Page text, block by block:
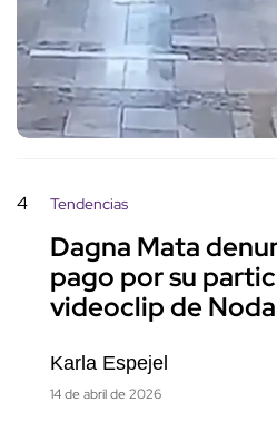
4 Tendencias
Dagna Mata
pago por su
videoclip de
Karla Espejel
14 de abril de 2026